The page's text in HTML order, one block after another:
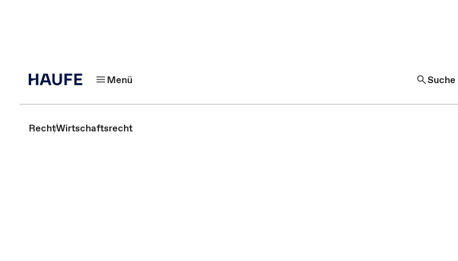
Menü Suche
RechtWirtschaftsrecht